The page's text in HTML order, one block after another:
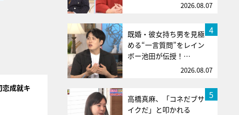
成就キ
2026.08.07
4
既婚・彼女持ち男を見極
める“一言質問”をレイン
ボー池田が伝授！…
2026.08.07
5
高橋真麻、「コネだブサ
イクだ」と叩かれる